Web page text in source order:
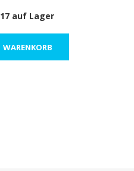
17 auf Lager